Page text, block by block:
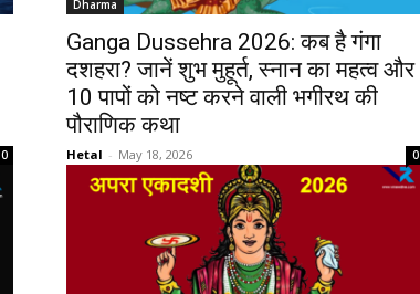
0
Dharma
Ganga Dussehra 2026: कब है गंगा
दशहरा? जानें शुभ मुहूर्त, स्नान का महत्व और
10 पापों को नष्ट करने वाली भगीरथ की
पौराणिक कथा
Hetal - May 18, 2026 0